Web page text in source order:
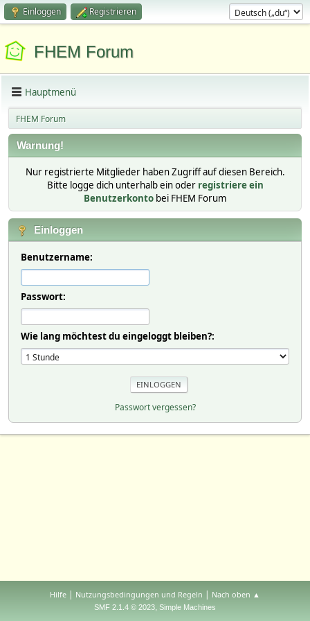
Einloggen Registrieren
FHEM Forum
Hauptmenü
FHEM Forum
Warnung!
Nur registrierte Mitglieder haben Zugriff auf diesen Bereich.
Bitte logge dich unterhalb ein oder registriere ein
Benutzerkonto bei FHEM Forum
Einloggen
Benutzername:
Passwort:
Wie lang möchtest du eingeloggt bleiben?:
Passwort vergessen?
Hilfe | Nutzungsbedingungen und Regeln | Nach oben ▲
SMF 2.1.4 © 2023, Simple Machines